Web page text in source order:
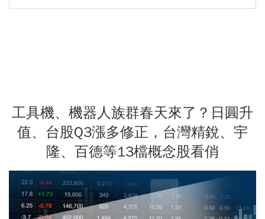
工具機、機器人族群春天來了？日圓升
值、台股Q3漲多修正，台灣精銳、宇
隆、百德等13檔概念股看俏